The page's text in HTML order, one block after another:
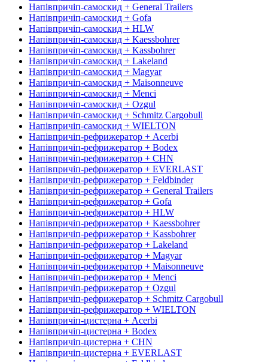
Напівпричіп-самоскид + General Trailers
Напівпричіп-самоскид + Gofa
Напівпричіп-самоскид + HLW
Напівпричіп-самоскид + Kaessbohrer
Напівпричіп-самоскид + Kassbohrer
Напівпричіп-самоскид + Lakeland
Напівпричіп-самоскид + Magyar
Напівпричіп-самоскид + Maisonneuve
Напівпричіп-самоскид + Menci
Напівпричіп-самоскид + Ozgul
Напівпричіп-самоскид + Schmitz Cargobull
Напівпричіп-самоскид + WIELTON
Напівпричіп-рефрижератор + Acerbi
Напівпричіп-рефрижератор + Bodex
Напівпричіп-рефрижератор + CHN
Напівпричіп-рефрижератор + EVERLAST
Напівпричіп-рефрижератор + Feldbinder
Напівпричіп-рефрижератор + General Trailers
Напівпричіп-рефрижератор + Gofa
Напівпричіп-рефрижератор + HLW
Напівпричіп-рефрижератор + Kaessbohrer
Напівпричіп-рефрижератор + Kassbohrer
Напівпричіп-рефрижератор + Lakeland
Напівпричіп-рефрижератор + Magyar
Напівпричіп-рефрижератор + Maisonneuve
Напівпричіп-рефрижератор + Menci
Напівпричіп-рефрижератор + Ozgul
Напівпричіп-рефрижератор + Schmitz Cargobull
Напівпричіп-рефрижератор + WIELTON
Напівпричіп-цистерна + Acerbi
Напівпричіп-цистерна + Bodex
Напівпричіп-цистерна + CHN
Напівпричіп-цистерна + EVERLAST